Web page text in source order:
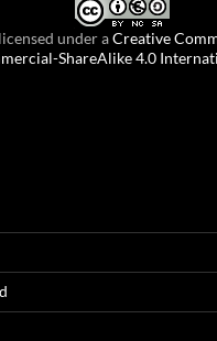
under aCreative
ShareAlike 4.0